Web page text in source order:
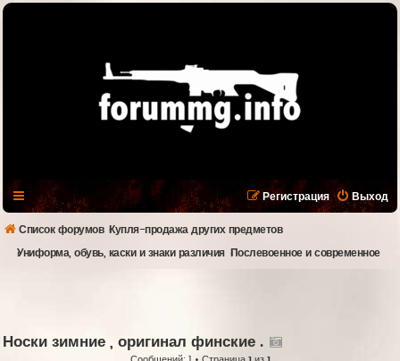
Выход
Регистрация
Список форумов Купля-продажа других предметов
Униформа, обувь, каски и знаки различия Послевоенное и современное
Носки зимние , оригинал финские .